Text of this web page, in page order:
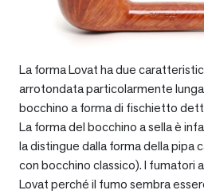
La forma Lovat ha due
arrotondata particolarmente
bocchino a forma di fischietto
La forma del bocchino a sella è
la distingue dalla forma della pipa
con bocchino classico). I fumatori
Lovat perché il fumo sembra